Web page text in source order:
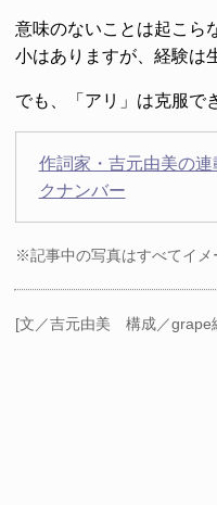
意味のないことは起こら
小はありますが、経験は
でも、「アリ」は克服で
作詞家・吉元由美の
クナンバー
※記事中の写真はすべてイメ
[文／吉元由美 構成／grape